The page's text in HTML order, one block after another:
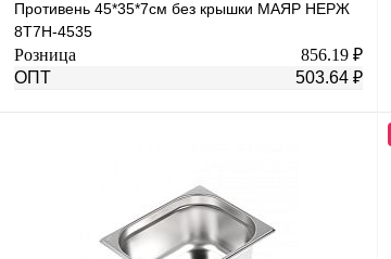
Противень 45*35*7см без крышки МАЯР НЕРЖ
8T7H-4535
Розница
856.19 ₽
ОПТ
503.64 ₽
К сравнению
В избранное